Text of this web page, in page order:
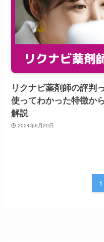
リクナビ薬剤師の評判
使ってわかった特徴か
解説
2024年6月20日
1